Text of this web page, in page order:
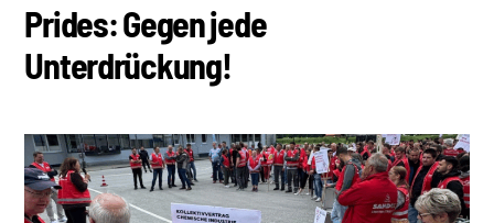
Prides: Gegen jede
Unterdrückung!